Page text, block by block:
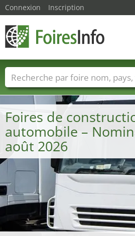
Foires de
automobile –
août 2026
Connexion Inscription
Foire noms Pays Villes
Secteurs du fournisseur de